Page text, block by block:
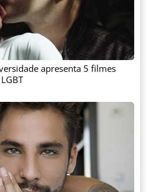
apresenta 5 filmes
LGBT